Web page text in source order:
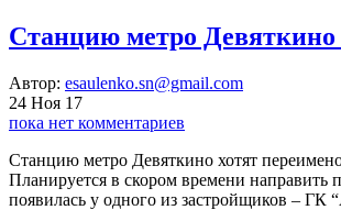
Станцию метро Девяткино
Автор: esaulenko.sn@gmail.com
24 Ноя 17
пока нет комментариев
Станцию метро Девяткино хотят
Планируется в скором времени направить
появилась у одного из застройщиков –